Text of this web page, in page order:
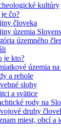
kultúry
čo?
človeka
územia
územného
je kto?
územia
a rehole
slohy
a svätice
rody na
druhy
miest, obcí a